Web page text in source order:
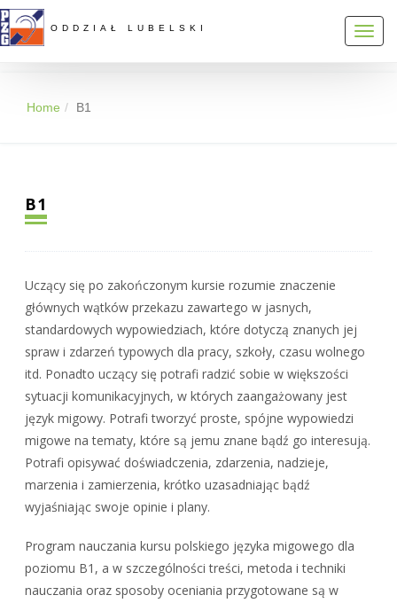
ODDZIAŁ LUBELSKI
Home B1
B1
Uczący się po zakończonym kursie rozumie znaczenie
głównych wątków przekazu zawartego w jasnych,
standardowych wypowiedziach, które dotyczą znanych jej
spraw i zdarzeń typowych dla pracy, szkoły, czasu wolnego
itd. Ponadto uczący się potrafi radzić sobie w większości
sytuacji komunikacyjnych, w których zaangażowany jest
język migowy. Potrafi tworzyć proste, spójne wypowiedzi
migowe na tematy, które są jemu znane bądź go interesują.
Potrafi opisywać doświadczenia, zdarzenia, nadzieje,
marzenia i zamierzenia, krótko uzasadniając bądź
wyjaśniając swoje opinie i plany.
Program nauczania kursu polskiego języka migowego dla
poziomu B1, a w szczególności treści, metoda i techniki
nauczania oraz sposoby oceniania przygotowane są w